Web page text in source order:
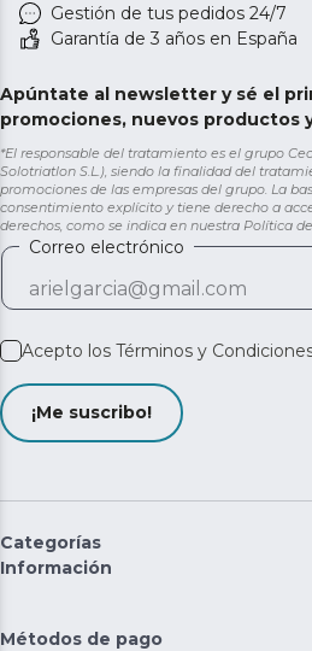
Gestión de tus pedidos 24/7
Garantía de 3 años en España
Apúntate al newsletter y sé el
promociones, nuevos productos
*El responsable del tratamiento es el grupo
Solotriatlon S.L.), siendo la finalidad del
promociones de las empresas del grupo. La
consentimiento explícito y tiene derecho a
derechos, como se indica en nuestra Política
Correo electrónico
Acepto los Términos y
¡Me suscribo!
Categorías
Información
Métodos de pago